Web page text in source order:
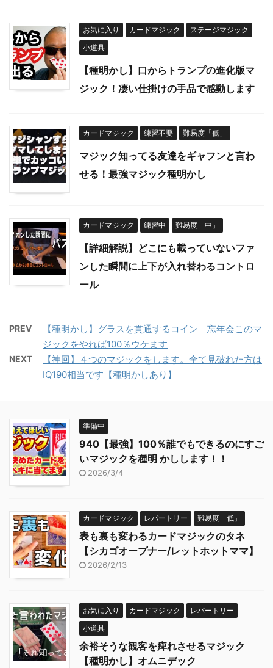
お気に入り カードマジック
ステージマジック
小道具
【種明かし】口からトランプの進化版マ
ジック！凄い仕掛けの手品で感動します
カードマジック 練習不要 難易度「低」
マジック知ってる友達をギャフンと言わ
せる！最強マジック種明かし
カードマジック 練習中 難易度「中」
【詳細解説】どこにも載っていないファ
ンした瞬間に上下が入れ替わるコントロ
ール
PREV
【種明かし】グラスを貫通するコイン 忘年会このマ
ジックをやれば100％ウケます
NEXT
【神回】４つのマジックをします。全て見破れた方は
IQ190相当です【種明かしあり】
準備中
940【最強】100％誰でもできるのにすご
いマジックを種明 かしします！！
2026/3/4
カードマジック レパートリー 難易度「低」
表も裏も変わるカードマジックのタネ
【シカゴオープナー/レットホットママ】
2026/2/13
お気に入り カードマジック
レパートリー
小道具
余裕そうな観客を痺れさせるマジック
【種明かし】オムニデック